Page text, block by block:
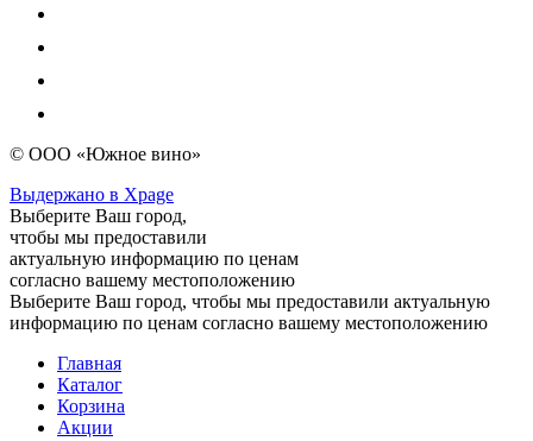
© ООО «Южное вино»
Выдержано в Xpage
Выберите Ваш город,
чтобы мы предоставили
актуальную информацию по ценам
согласно вашему местоположению
Выберите Ваш город, чтобы мы предоставили актуальную
информацию по ценам согласно вашему местоположению
Главная
Каталог
Корзина
Акции